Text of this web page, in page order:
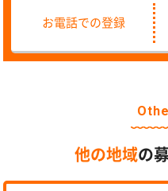
お電話での登録
他の地域の